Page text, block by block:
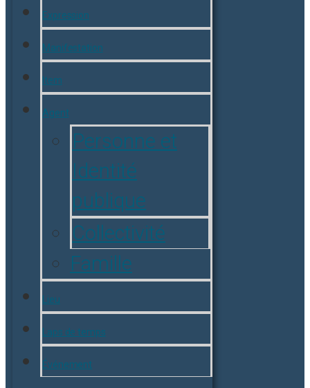
Expression
Manifestation
Item
Agent
Personne et
Identité
publique
Collectivité
Famille
Lieu
Laps de temps
Événement